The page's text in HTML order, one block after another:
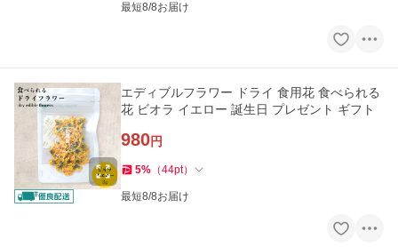
最短8/8お届け
エディブルフラワー ドライ 食用花 食べられる
花 ビオラ イエロー 誕生日 プレゼント ギフト
980円
5% （44pt）
最短8/8お届け